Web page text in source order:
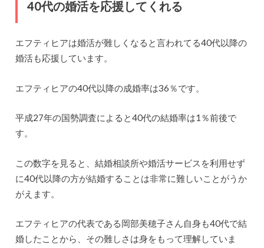
40代の婚活を応援してくれる
エフティヒアは婚活が難しくなると言われてる40代以降の
婚活も応援しています。
エフティヒアの40代以降の成婚率は36％です。
平成27年の国勢調査によると40代の結婚率は1％前後で
す。
この数字を見ると、結婚相談所や婚活サービスを利用せず
に40代以降の方が結婚することは非常に難しいことがうか
がえます。
エフティヒアの代表である岡部美穂子さん自身も40代で結
婚したことから、その難しさは身をもって理解していま